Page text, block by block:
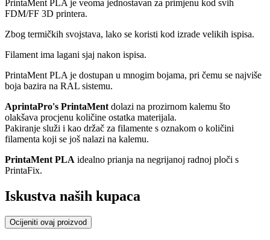
PrintaMent PLA je veoma jednostavan za primjenu kod svih
FDM/FF 3D printera.
Zbog termičkih svojstava, lako se koristi kod izrade velikih ispisa.
Filament ima lagani sjaj nakon ispisa.
PrintaMent PLA je dostupan u mnogim bojama, pri čemu se najviše
boja bazira na RAL sistemu.
AprintaPro's PrintaMent dolazi na prozirnom kalemu što
olakšava procjenu količine ostatka materijala.
Pakiranje služi i kao držač za filamente s oznakom o količini
filamenta koji se još nalazi na kalemu.
PrintaMent PLA idealno prianja na negrijanoj radnoj ploči s
PrintaFix.
Iskustva naših kupaca
Ocijeniti ovaj proizvod